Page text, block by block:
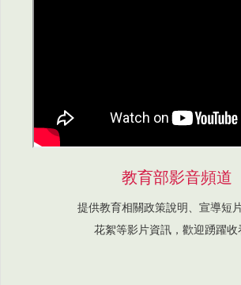
教育部影音頻道
提供教育相關政策說明、宣導短
花絮等影片資訊，歡迎踴躍收